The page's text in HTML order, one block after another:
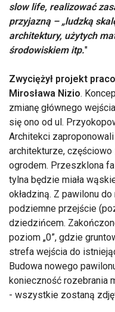
slow life, realizować
przyjazną – „ludzką
architektury, użytych
środowiskiem itp."
Zwyciężył projekt
Mirosława Nizio.
zmianę głównego
się ono od ul.
Architekci
architekturze, częściowo
ogrodem. Przeszklona
tylna będzie miała
okładziną. Z pawilonu
podziemne przejście
dziedzińcem.
poziom „0”, gdzie
strefa wejścia do
Budowa nowego
konieczność rozebrania
- wszystkie zostaną